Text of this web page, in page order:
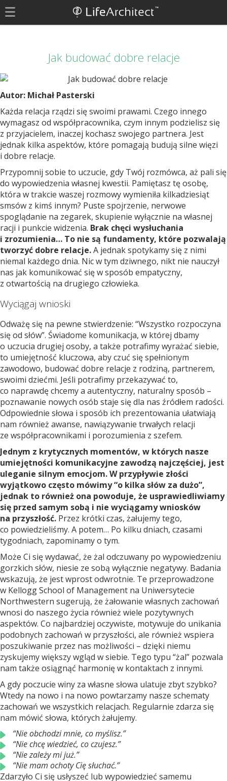
Jak budować dobre relacje
Autor: Michał Pasterski
Każda relacja rządzi się swoimi prawami. Czego innego
wymagasz od współpracownika, czym innym podzielisz się
z przyjacielem, inaczej kochasz swojego partnera. Jest
jednak kilka aspektów, które pomagają budują silne więzi
i dobre relacje.
Przypomnij sobie to uczucie, gdy Twój rozmówca, aż pali się
do wypowiedzenia własnej kwestii. Pamiętasz tę osobę,
która w trakcie waszej rozmowy wymieniła kilkadziesiąt
smsów z kimś innym? Puste spojrzenie, nerwowe
spoglądanie na zegarek, skupienie wyłącznie na własnej
racji i punkcie widzenia. Brak chęci wysłuchania
i zrozumienia… To nie są fundamenty, które pozwalają
tworzyć dobre relacje.A jednak spotykamy się z nimi
niemal każdego dnia. Nic w tym dziwnego, nikt nie nauczył
nas jak komunikować się w sposób empatyczny,
z otwartością na drugiego człowieka.
Wyciągaj wnioski
Odważę się na pewne stwierdzenie: “Wszystko rozpoczyna
się od słów”. Świadome komunikacja, w której dbamy
o uczucia drugiej osoby, a także potrafimy wyrażać siebie,
to umiejętność kluczowa, aby czuć się spełnionym
zawodowo, budować dobre relacje z rodziną, partnerem,
swoimi dziećmi. Jeśli potrafimy przekazywać to,
co naprawdę chcemy a autentyczny, naturalny sposób –
poznawanie nowych osób staje się dla nas źródłem radości.
Odpowiednie słowa i sposób ich prezentowania ułatwiają
nam również awanse, nawiązywanie trwałych relacji
ze współpracownikami i porozumienia z szefem.
Jednym z krytycznych momentów, w których nasze
umiejętności komunikacyjne zawodzą najczęściej, jest
uleganie silnym emocjom. W przypływie złości
wyjątkowo często mówimy “o kilka słów za dużo”,
jednak to również ona powoduje, że usprawiedliwiamy
się przed samym sobą i nie wyciągamy wniosków
na przyszłość. Przez krótki czas, żałujemy tego,
co powiedzieliśmy. A potem… Po kilku dniach, czasami
tygodniach, zapominamy o tym.
Może Ci się wydawać, że żal odczuwany po wypowiedzeniu
gorzkich słów, niesie ze sobą wyłącznie negatywy. Badania
wskazują, że jest wprost odwrotnie. Te przeprowadzone
w Kellogg School of Management na Uniwersytecie
Northwestern sugerują, że żałowanie własnych zachowań
wnosi do naszego życia również wiele pozytywnych
aspektów. Co najbardziej oczywiste, motywuje do unikania
podobnych zachowań w przyszłości, ale również wspiera
poszukiwanie przez nas możliwości – dzięki niemu
zyskujemy większy wgląd w siebie. Tego typu “żal” pozwala
nam także osiągnąć harmonię w kontaktach z innymi.
A gdy poczucie winy za własne słowa ulatuje zbyt szybko?
Wtedy na nowo i na nowo powtarzamy nasze schematy
zachowań we wszystkich relacjach. Regularnie zdarza się
nam mówić słowa, których żałujemy.
“Nie obchodzi mnie, co myślisz.”
“Nie chcę wiedzieć, co czujesz.”
“Nie zależy mi już.”
“Nie mam ochoty Cię słuchać.”
Zdarzyło Ci się usłyszeć lub wypowiedzieć samemu